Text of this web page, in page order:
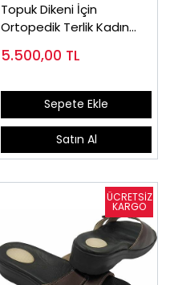
Topuk Dikeni İçin
Ortopedik Terlik Kadın
5.500,00 TL
Sepete Ekle
Satın Al